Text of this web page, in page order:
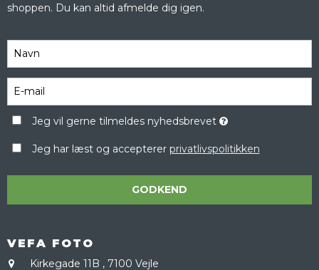
shoppen. Du kan altid afmelde dig igen.
Jeg vil gerne tilmeldes nyhedsbrevet
Jeg har læst og accepterer privatlivspolitikken
GODKEND
VEFA FOTO
Kirkegade 11B , 7100 Vejle